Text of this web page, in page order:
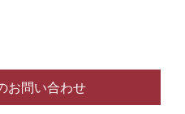
お問い合わせ